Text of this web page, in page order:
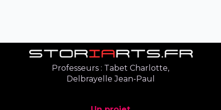
Professeurs : Tabet Charlotte,
Delbrayelle Jean-Paul